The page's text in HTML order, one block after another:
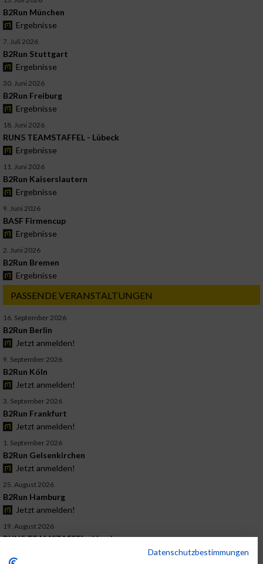
B2Run München
Ergebnisse
7. Juli 2026
B2Run Stuttgart
Ergebnisse
30. Juni 2026
B2Run Freiburg
Ergebnisse
18. Juni 2026
RUN5 TEAMSTAFFEL - Lübeck
Ergebnisse
11. Juni 2026
B2Run Kaiserslautern
Ergebnisse
9. Juni 2026
BASF Firmencup
Ergebnisse
2. Juni 2026
B2Run Bremen
Ergebnisse
PASSENDE VERANSTALTUNGEN
16. September 2026
B2Run Berlin
Jetzt anmelden!
9. September 2026
B2Run Köln
Jetzt anmelden!
3. September 2026
B2Run Frankfurt
Jetzt anmelden!
1. September 2026
B2Run Gelsenkirchen
Jetzt anmelden!
25. August 2026
B2Run Hamburg
Jetzt anmelden!
19. August 2026
RUN5 TEAMSTAFFEL - Hamburg
Datenschutzbestimmungen